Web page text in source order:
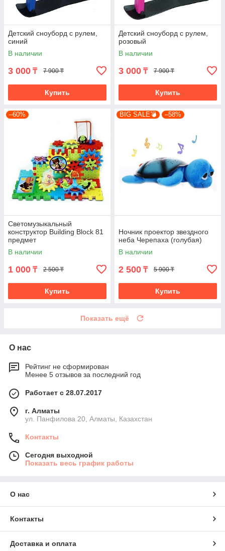
Детский сноуборд с рулем,
синий
В наличии
3 000 ₸ 7 900 ₸
Купить
Детский сноуборд с рулем,
розовый
В наличии
3 000 ₸ 7 900 ₸
Купить
–60%
Светомузыкальный
конструктор Building Block 81
предмет
В наличии
1 000 ₸ 2 500 ₸
Купить
BIG SALE💣 –58%
Ночник проектор звездного
неба Черепаха (голубая)
В наличии
2 500 ₸ 5 900 ₸
Купить
Показать ещё
О нас
Рейтинг не сформирован
Менее 5 отзывов за последний год
Работает с 28.07.2017
г. Алматы
ул. Панфилова 20, Алматы, Казахстан
Контакты
Сегодня выходной
Показать весь график работы
О нас
Контакты
Доставка и оплата